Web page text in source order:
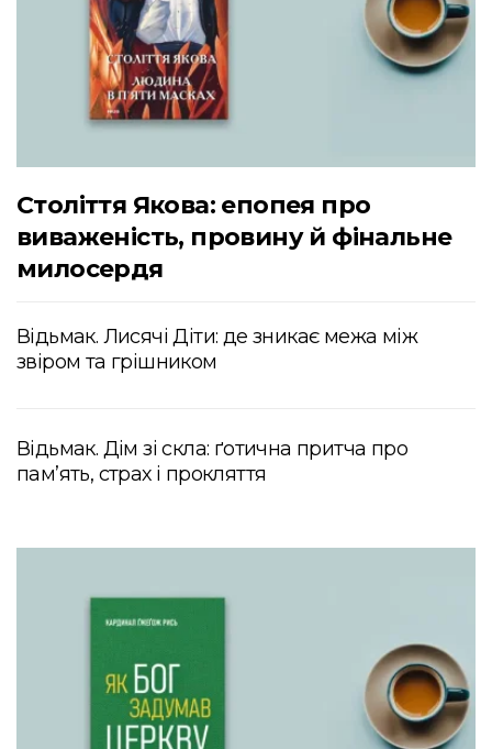
Століття Якова: епопея про
виваженість, провину й фінальне
милосердя
Відьмак. Лисячі Діти: де зникає межа між
звіром та грішником
Відьмак. Дім зі скла: ґотична притча про
пам’ять, страх і прокляття